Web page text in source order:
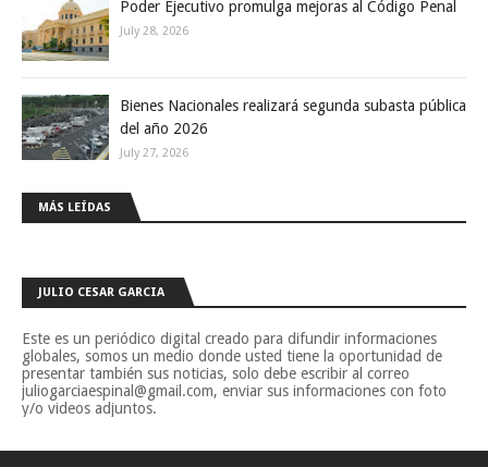
Poder Ejecutivo promulga mejoras al Código Penal
July 28, 2026
Bienes Nacionales realizará segunda subasta pública
del año 2026
July 27, 2026
MÁS LEÍDAS
JULIO CESAR GARCIA
Este es un periódico digital creado para difundir informaciones
globales, somos un medio donde usted tiene la oportunidad de
presentar también sus noticias, solo debe escribir al correo
juliogarciaespinal@gmail.com, enviar sus informaciones con foto
y/o videos adjuntos.